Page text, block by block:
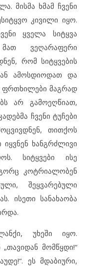
მისმა ხმამ ჩვენი
კივილი იყო.
ყველა სიტყვა
ვეღარაფერი
რომ სიტყვების
ამოსდიოდათ და
ფრთხილები მაგრად
არ გამოეღწიათ,
ჩვენი ტუჩები
თითქოს
ხანგრძლივი
სიტყვები ისე
კოტრიალობენ
შეყვარებული
ისეთი სანახაობა
უხეში იყო.
მომწყდი!“
ეს მდაბიური,